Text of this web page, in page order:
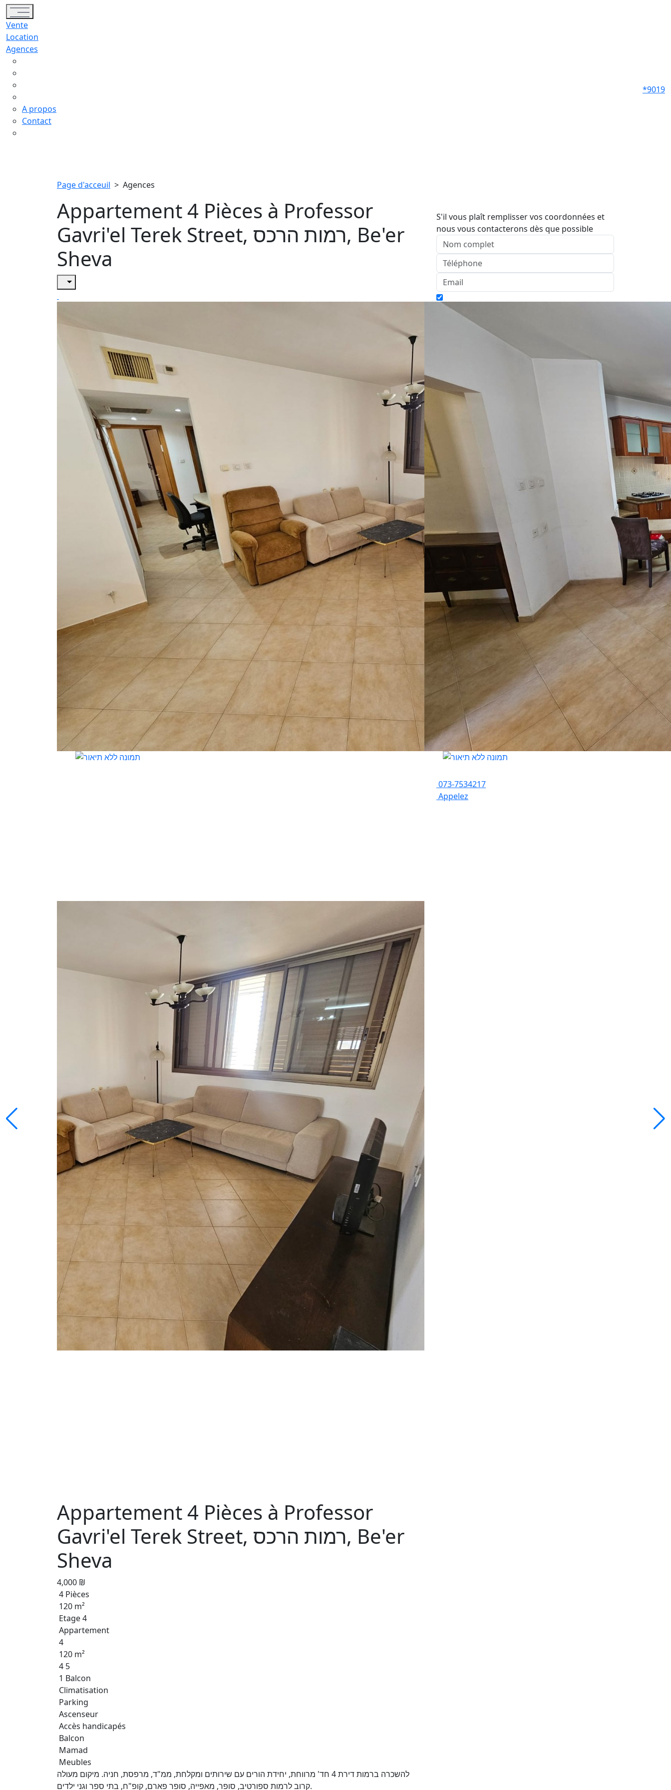
Toggle navigation
Vente
Location
Agences
A propos
Contact
*9019
Page d'acceuil > Agences
Appartement 4 Pièces à Professor
Gavri'el Terek Street, רמות הרכס, Be'er
Sheva
Appartement 4 Pièces à Professor
Gavri'el Terek Street, רמות הרכס, Be'er
Sheva
4,000 ₪
4 Pièces
120 m²
Etage 4
Appartement
4
120 m²
4 5
1 Balcon
Climatisation
Parking
Ascenseur
Accès handicapés
Balcon
Mamad
Meubles
להשכרה ברמות דירת 4 חד' מרווחת, יחידת הורים עם שירותים ומקלחת, ממ"ד, מרפסת, חניה. מיקום מעולה
קרוב לרמות ספורטיב, סופר, מאפייה, סופר פארם, קופ"ח, בתי ספר וגני ילדים.
S'il vous plaît remplisser vos coordonnées et
nous vous contacterons dès que possible
Envoyer
Avital Marinuk
:
073-7534217
Appelez